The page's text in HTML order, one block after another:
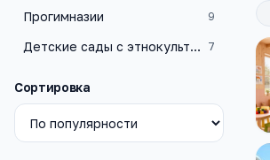
Прогимназии 9
Детские сады с этнокультурным компонентом образования 7
Сортировка